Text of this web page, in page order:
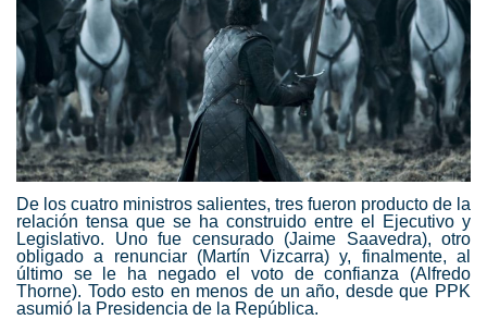
De los cuatro ministros salientes, tres fueron producto de la
relación tensa que se ha construido entre el Ejecutivo y
Legislativo. Uno fue censurado (Jaime Saavedra), otro
obligado a renunciar (Martín Vizcarra) y, finalmente, al
último se le ha negado el voto de confianza (Alfredo
Thorne). Todo esto en menos de un año, desde que PPK
asumió la Presidencia de la República.